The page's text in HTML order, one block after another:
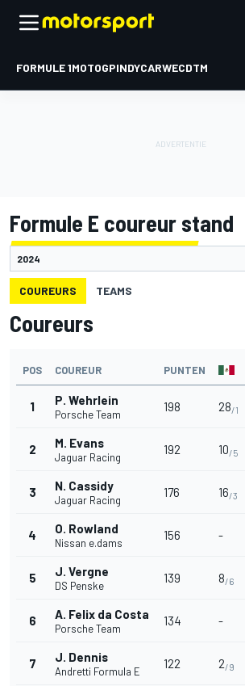
FORMULE 1MOTOGPINDYCARWECDTM
Formule E coureur stand
COUREURS TEAMS
Coureurs
POS COUREUR PUNTEN
1 P. Wehrlein
Porsche Team
198 28/1
2 M. Evans
Jaguar Racing
192 10/5
3 N. Cassidy
Jaguar Racing
176 16/3
4 O. Rowland
Nissan e.dams
156 -
5 J. Vergne
DS Penske
139 8/6
6 A. Felix da Costa
Porsche Team
134 -
7 J. Dennis
Andretti Formula E
122 2/9